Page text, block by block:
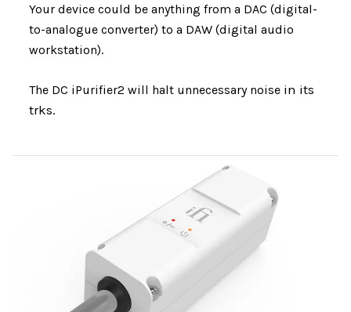
Your device could be anything from a DAC (digital-
to-analogue converter) to a DAW (digital audio
workstation).
The DC iPurifier2 will halt unnecessary noisein its
trks.